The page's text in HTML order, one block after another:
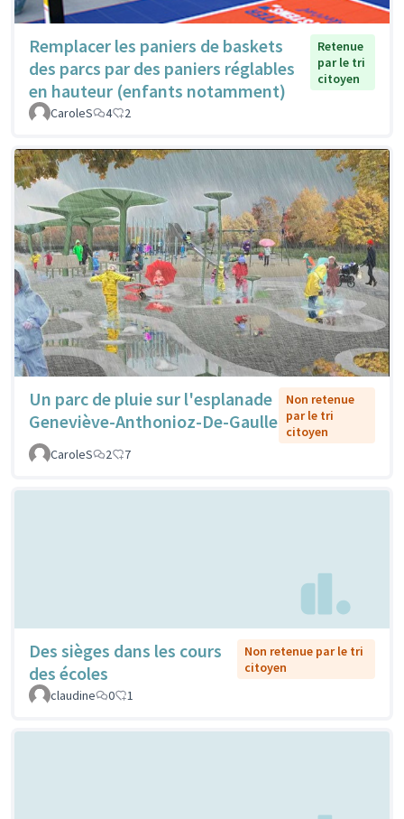
Remplacer les paniers de baskets
des parcs par des paniers réglables
en hauteur (enfants notamment)
Retenue
par le tri
citoyen
CaroleS 4 2
Un parc de pluie sur l'esplanade
Geneviève-Anthonioz-De-Gaulle
Non retenue
par le tri
citoyen
CaroleS
2 7
Des sièges dans les cours
des écoles
Non retenue par le tri
citoyen
claudine
0 1